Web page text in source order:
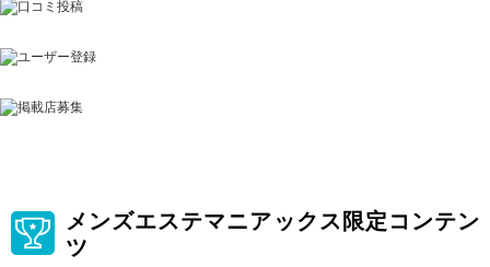
メンズエステマニアックス限定コンテン
ツ